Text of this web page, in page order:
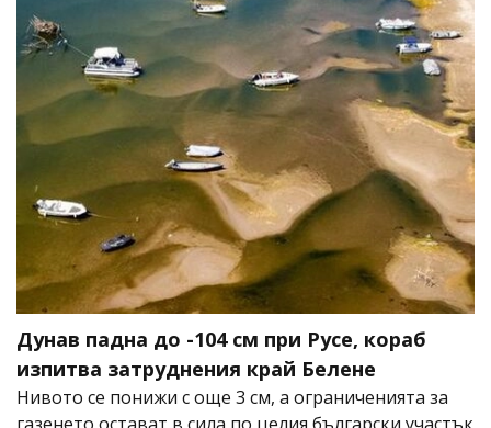
Дунав падна до -104 см при Русе, кораб
изпитва затруднения край Белене
Нивото се понижи с още 3 см, а ограниченията за